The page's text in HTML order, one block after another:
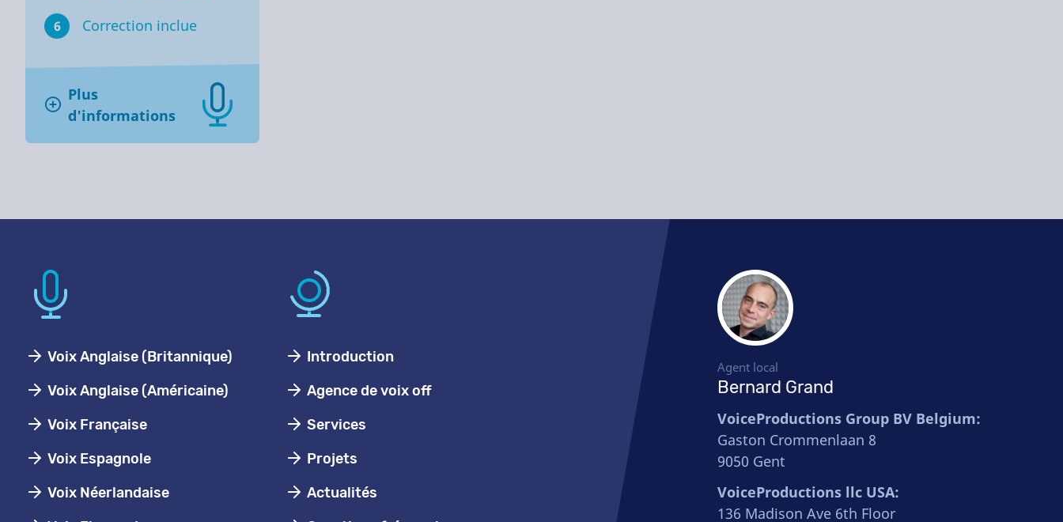
6 Correction inclue
Plus
d'informations
Voix Anglaise (Britannique)
Voix Anglaise (Américaine)
Voix Française
Voix Espagnole
Voix Néerlandaise
Introduction
Agence de voix off
Services
Projets
Actualités
Agent local
Bernard Grand
VoiceProductions Group BV Belgium:
Gaston Crommenlaan 8
9050 Gent
VoiceProductions llc USA:
136 Madison Ave 6th Floor